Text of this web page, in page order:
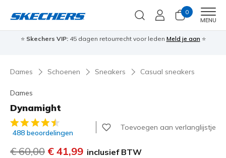
0
MENU
⭐ Skechers VIP:45 dagen retourrecht voor leden Meld je aan ⭐
Dames Schoenen Sneakers Casual sneakers
Dames
Dynamight
5 van de 5 klantbeoordelingen
488 beoordelingen
Toevoegen aan verlanglijstje
Prijs verlaagd van
€ 60,00 naar
€ 41,99 inclusief BTW